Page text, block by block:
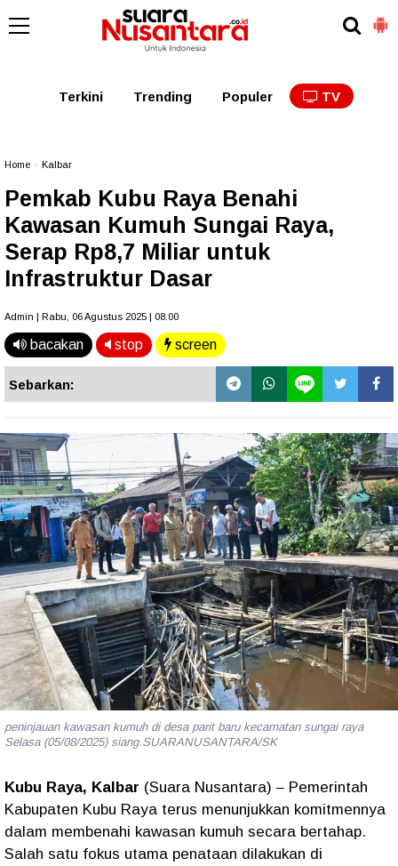
Kalbar Kalteng
Terkini Trending Populer TV
Home Kalbar
Pemkab Kubu Raya Benahi
Kawasan Kumuh Sungai Raya,
Serap Rp8,7 Miliar untuk
Infrastruktur Dasar
Admin | Rabu, 06 Agustus 2025 | 08.00
bacakan stop screen
Sebarkan:
peninjauan kawasan kumuh di desa parit baru kecamatan sungai raya
Selasa (05/08/2025) siang.SUARANUSANTARA/SK
Kubu Raya, Kalbar (Suara Nusantara) – Pemerintah
Kabupaten Kubu Raya terus menunjukkan komitmennya
dalam membenahi kawasan kumuh secara bertahap.
Salah satu fokus utama penataan dilakukan di